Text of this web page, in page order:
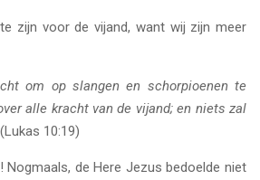
zijn voor de vijand, want wij zijn meer
om op slangen en schorpioenen te
alle kracht van de vijand; en niets zal
(Lukas 10:19)
de Here Jezus bedoelde niet